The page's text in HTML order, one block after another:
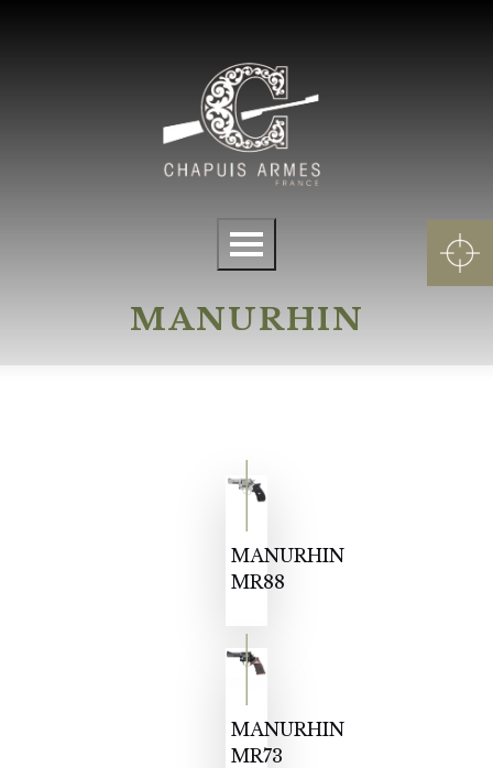
Menu
MANURHIN
MANURHIN
MR88
MANURHIN
MR73